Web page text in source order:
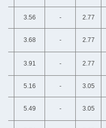
3.56
3.56
3.68
3.68
3.91
3.91
5.16
5.16
5.49
5.49